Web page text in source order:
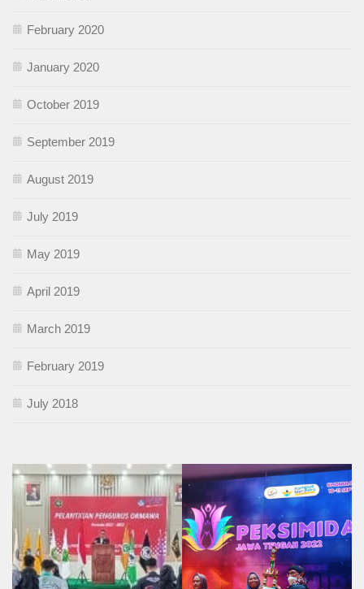
February 2020
January 2020
October 2019
September 2019
August 2019
July 2019
May 2019
April 2019
March 2019
February 2019
July 2018